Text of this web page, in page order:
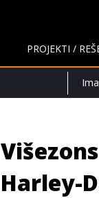
PROJEKTI /
Harley-